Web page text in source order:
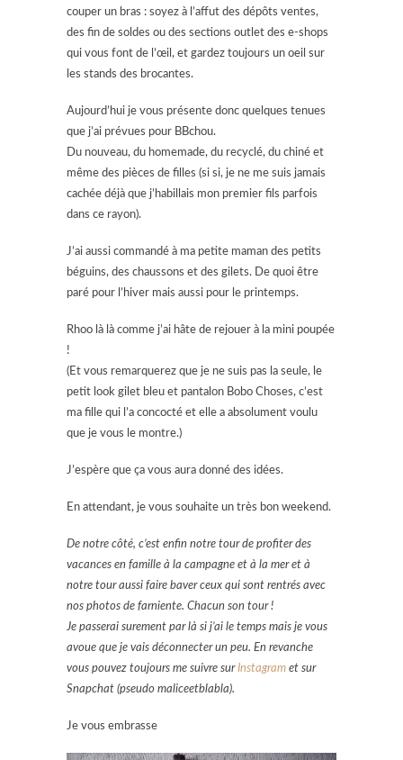
couper un bras : soyez à l’affut des dépôts ventes,
des fin de soldes ou des sections outlet des e-shops
qui vous font de l’œil, et gardez toujours un oeil sur
les stands des brocantes.
Aujourd’hui je vous présente donc quelques tenues
que j’ai prévues pour BBchou.
Du nouveau, du homemade, du recyclé, du chiné et
même des pièces de filles (si si, je ne me suis jamais
cachée déjà que j’habillais mon premier fils parfois
dans ce rayon).
J’ai aussi commandé à ma petite maman des petits
béguins, des chaussons et des gilets. De quoi être
paré pour l’hiver mais aussi pour le printemps.
Rhoo là là comme j’ai hâte de rejouer à la mini poupée
!
(Et vous remarquerez que je ne suis pas la seule, le
petit look gilet bleu et pantalon Bobo Choses, c’est
ma fille qui l’a concocté et elle a absolument voulu
que je vous le montre.)
J’espère que ça vous aura donné des idées.
En attendant, je vous souhaite un très bon weekend.
De notre côté, c’est enfin notre tour de profiter des
vacances en famille à la campagne et à la mer et à
notre tour aussi faire baver ceux qui sont rentrés avec
nos photos de farniente. Chacun son tour !
Je passerai surement par là si j’ai le temps mais je vous
avoue que je vais déconnecter un peu. En revanche
vous pouvez toujours me suivre surInstagram et sur
Snapchat (pseudo maliceetblabla).
Je vous embrasse